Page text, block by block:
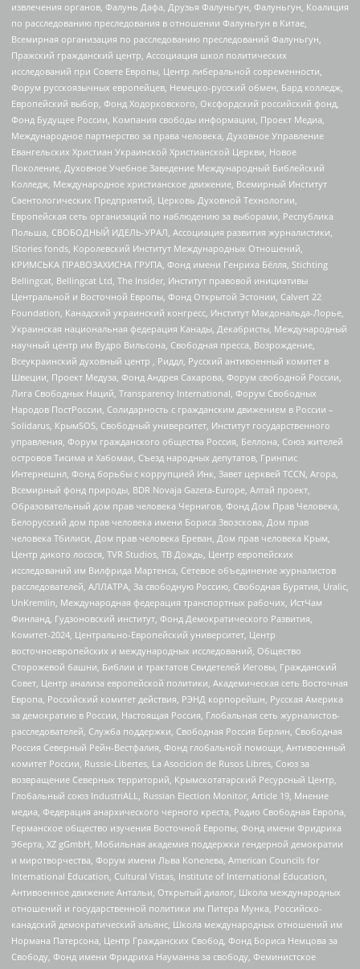
извлечения органов, Фалунь Дафа, Друзья Фалуньгун, Фалуньгун, Коалиция
по расследованию преследования в отношении Фалуньгун в Китае,
Всемирная организация по расследованию преследований Фалуньгун,
Пражский гражданский центр, Ассоциация школ политических
исследований при Совете Европы, Центр либеральной современности,
Форум русскоязычных европейцев, Немецко-русский обмен, Бард колледж,
Европейский выбор, Фонд Ходорковского, Оксфордский российский фонд,
Фонд Будущее России, Компания свободы информации, Проект Медиа,
Международное партнерство за права человека, Духовное Управление
Евангельских Христиан Украинской Христианской Церкви, Новое
Поколение, Духовное Учебное Заведение Международный Библейский
Колледж, Международное христианское движение, Всемирный Институт
Саентологических Предприятий, Церковь Духовной Технологии,
Европейская сеть организаций по наблюдению за выборами, Республика
Польша, СВОБОДНЫЙ ИДЕЛЬ-УРАЛ, Ассоциация развития журналистики,
IStories fonds, Королевский Институт Международных Отношений,
КРИМСЬКА ПРАВОЗАХИСНА ГРУПА, Фонд имени Генриха Бёлля, Stichting
Bellingcat, Bellingcat Ltd, The Insider, Институт правовой инициативы
Центральной и Восточной Европы, Фонд Открытой Эстонии, Calvert 22
Foundation, Канадский украинский конгресс, Институт Макдональда-Лорье,
Украинская национальная федерация Канады, Декабристы, Международный
научный центр им Вудро Вильсона, Свободная пресса, Возрождение,
Всеукраинский духовный центр , Риддл, Русский антивоенный комитет в
Швеции, Проект Медуза, Фонд Андрея Сахарова, Форум свободной России,
Лига Свободных Наций, Transparеncy International, Форум Свободных
Народов ПостРоссии, Солидарность с гражданским движением в России –
Solidarus, КрымSOS, Свободный университет, Институт государственного
управления, Форум гражданского общества Россия, Беллона, Союз жителей
островов Тисима и Хабомаи, Съезд народных депутатов, Гринпис
Интернешнл, Фонд борьбы с коррупцией Инк, Завет церквей TCCN, Агора,
Всемирный фонд природы, BDR Novaja Gazeta-Europe, Алтай проект,
Образовательный дом прав человека Чернигов, Фонд Дом Прав Человека,
Белорусский дом прав человека имени Бориса Звозскова, Дом прав
человека Тбилиси, Дом прав человека Ереван, Дом прав человека Крым,
Центр дикого лосося, TVR Studios, ТВ Дождь, Центр европейских
исследований им Вилфрида Мартенса, Сетевое объединение журналистов
расследователей, АЛЛАТРА, За свободную Россию, Свободная Бурятия, Uralic,
UnKremlin, Международная федерация транспортных рабочих, ИстЧам
Финланд, Гудзоновский институт, Фонд Демократического Развития,
Комитет-2024, Центрально-Европейский университет, Центр
восточноевропейских и международных исследований, Общество
Сторожевой башни, Библии и трактатов Свидетелей Иеговы, Гражданский
Совет, Центр анализа европейской политики, Академическая сеть Восточная
Европа, Российский комитет действия, РЭНД корпорейшн, Русская Америка
за демократию в России, Настоящая Россия, Глобальная сеть журналистов-
расследователей, Служба поддержки, Свободная Россия Берлин, Свободная
Россия Северный Рейн-Вестфалия, Фонд глобальной помощи, Антивоенный
комитет России, Russie-Libertes, La Asocicion de Rusos Libres, Союз за
возвращение Северных территорий, Крымскотатарский Ресурсный Центр,
Глобальный союз IndustriALL, Russian Election Monitor, Article 19, Мнение
медиа, Федерация анархического черного креста, Радио Свободная Европа,
Германское общество изучения Восточной Европы, Фонд имени Фридриха
Эберта, XZ gGmbH, Мобильная академия поддержки гендерной демократии
и миротворчества, Форум имени Льва Копелева, American Councils for
International Education, Cultural Vistas, Institute of International Education,
Антивоенное движение Антальи, Открытый диалог, Школа международных
отношений и государственной политики им Питера Мунка, Российско-
канадский демократический альянс, Школа международных отношений им
Нормана Патерсона, Центр Гражданских Свобод, Фонд Бориса Немцова за
Свободу, Фонд имени Фридриха Науманна за свободу, Феминистское